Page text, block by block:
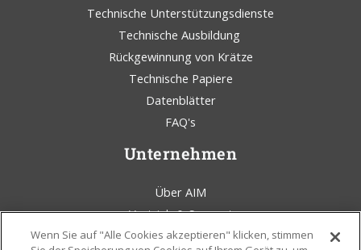
Technische Unterstützungsdienste
Technische Ausbildung
Rückgewinnung von Krätze
Technische Papiere
Datenblätter
FAQ's
Unternehmen
Über AIM
Vertrieb & Support
AIM Lötkolben Blog
Wenn Sie auf "Alle Cookies akzeptieren" klicken, stimmen